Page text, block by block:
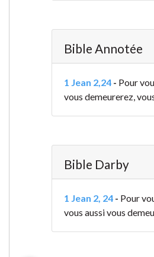
Bible Annotée
1 Jean 2,24- Pour
vous demeurerez,
Bible Darby
1 Jean 2, 24- Pour
vous aussi vous